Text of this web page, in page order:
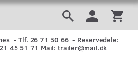
- Tlf. 26 71 50 66 - Reservedele:
45 51 71 Mail: trailer@mail.dk